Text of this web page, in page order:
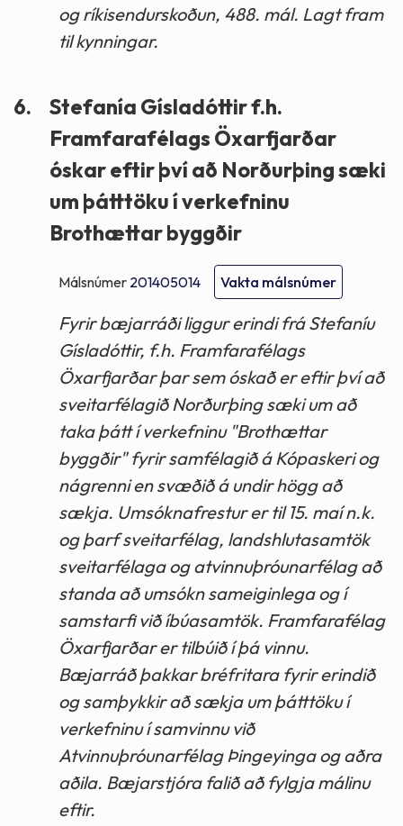
og ríkisendurskoðun, 488. mál. Lagt fram
til kynningar.
6.
Stefanía Gísladóttir f.h.
Framfarafélags Öxarfjarðar
óskar eftir því að Norðurþing sæki
um þátttöku í verkefninu
Brothættar byggðir
Málsnúmer 201405014 Vakta málsnúmer
Fyrir bæjarráði liggur erindi frá Stefaníu
Gísladóttir, f.h. Framfarafélags
Öxarfjarðar þar sem óskað er eftir því að
sveitarfélagið Norðurþing sæki um að
taka þátt í verkefninu "Brothættar
byggðir" fyrir samfélagið á Kópaskeri og
nágrenni en svæðið á undir högg að
sækja. Umsóknafrestur er til 15. maí n.k.
og þarf sveitarfélag, landshlutasamtök
sveitarfélaga og atvinnuþróunarfélag að
standa að umsókn sameiginlega og í
samstarfi við íbúasamtök. Framfarafélag
Öxarfjarðar er tilbúið í þá vinnu.
Bæjarráð þakkar bréfritara fyrir erindið
og samþykkir að sækja um þátttöku í
verkefninu í samvinnu við
Atvinnuþróunarfélag Þingeyinga og aðra
aðila. Bæjarstjóra falið að fylgja málinu
eftir.